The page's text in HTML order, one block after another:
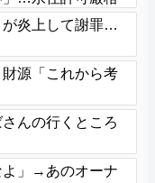
が炎上して謝罪…
源「これから考
んの行くところ
よ」→あのオーナ